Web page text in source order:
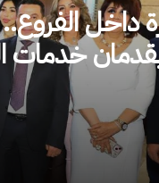
داخل
خدمات
للعملاء